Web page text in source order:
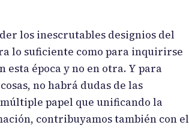
los inescrutables designios del
lo suficiente como para inquirirse
esta época y no en otra. Y para
no habrá dudas de las
papel que unificando la
contribuyamos también con el